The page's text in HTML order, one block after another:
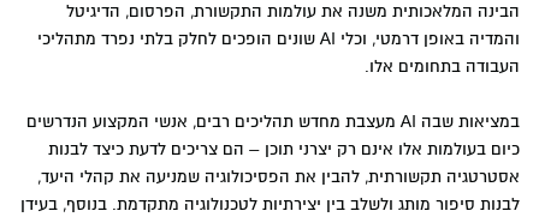
הבינה המלאכותית משנה את עולמות התקשורת, הפרסום, הדיגיטל
והמדיה באופן דרמטי, וכלי AI שונים הופכים לחלק בלתי נפרד מתהליכי
העבודה בתחומים אלו.
במציאות שבה AI מעצבת מחדש תהליכים רבים, אנשי המקצוע הנדרשים
כיום בעולמות אלו אינם רק יצרני תוכן – הם צריכים לדעת כיצד לבנות
אסטרטגיה תקשורתית, להבין את הפסיכולוגיה שמניעה את קהלי היעד,
לבנות סיפור מותג ולשלב בין יצירתיות לטכנולוגיה מתקדמת. בנוסף, בעידן